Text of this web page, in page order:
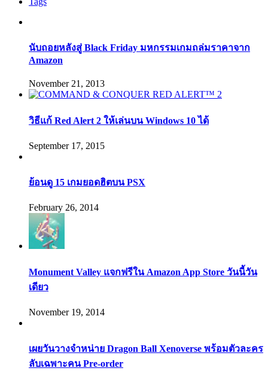
นับถอยหลังสู่ Black Friday มหกรรมเกมถล่มราคาจาก
Amazon
November 21, 2013
วิธีแก้ Red Alert 2 ให้เล่นบน Windows 10 ได้
September 17, 2015
ย้อนดู 15 เกมยอดฮิตบน PSX
February 26, 2014
Monument Valley แจกฟรีใน Amazon App Store วันนี้วัน
เดียว
November 19, 2014
เผยวันวางจำหน่าย Dragon Ball Xenoverse พร้อมตัวละคร
ลับเฉพาะคน Pre-order